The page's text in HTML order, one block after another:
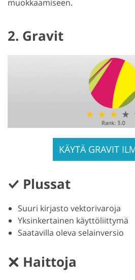
muokkaamiseen.
2. Gravit
KÄYTÄ GRAVIT
Plussat
Suuri kirjasto vektorivaroja
Yksinkertainen käyttöliittymä
Saatavilla oleva selainversio
Haittoja